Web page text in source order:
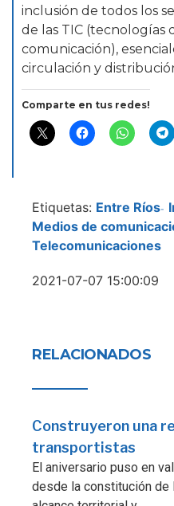
inclusión de todos los
de las TIC (tecnologías
comunicación),
circulación y
Comparte en tus redes!
Etiquetas: Entre Ríos-
Medios de
Telecomunicaciones
2021-07-07 15:00:09
RELACIONADOS
Construyeron una
transportistas
El aniversario puso en
desde la constitución de